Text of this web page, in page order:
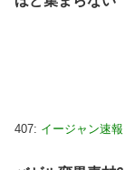
407: イージャン速報